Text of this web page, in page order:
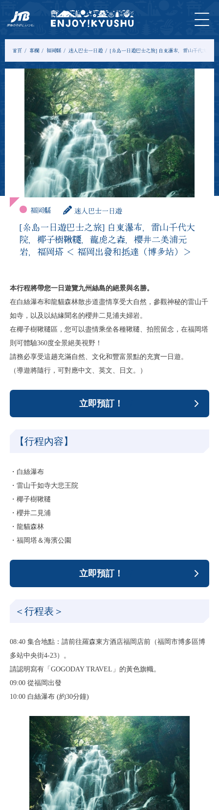
首頁 專欄 福岡縣 迷人巴士一日遊 [糸島一日遊巴士之旅] 白東瀑布，雷山千代大院
福岡縣 迷人巴士一日遊
[糸島一日遊巴士之旅] 白東瀑布，雷山千代大
院，椰子樹鞦韆，龍虎之森，櫻井二美浦元
岩，福岡塔 ＜ 福岡出發和抵達（博多站）＞
本行程將帶您一日遊覽九州絲島的絕景與名勝。
在白絲瀑布和龍貓森林散步道盡情享受大自然，參觀神秘的雷山千
如寺，以及以結緣聞名的櫻井二見浦夫婦岩。
在椰子樹鞦韆區，您可以盡情乘坐各種鞦韆、拍照留念，在福岡塔
則可體驗360度全景絕美視野！
請務必享受這趟充滿自然、文化和豐富景點的充實一日遊。
（導遊將隨行，可對應中文、英文、日文。）
立即預訂！
【行程內容】
・白絲瀑布
・雷山千如寺大悲王院
・椰子樹鞦韆
・櫻井二見浦
・龍貓森林
・福岡塔＆海濱公園
立即預訂！
＜行程表＞
08:40 集合地點：請前往羅森東方酒店福岡店前（福岡市博多區博
多站中央街4-23）。
請認明寫有「GOGODAY TRAVEL」的黃色旗幟。
09:00 從福岡出發
10:00 白絲瀑布 (約30分鐘)
首
頁
最新
資訊
旅遊
＆體
驗
門
票